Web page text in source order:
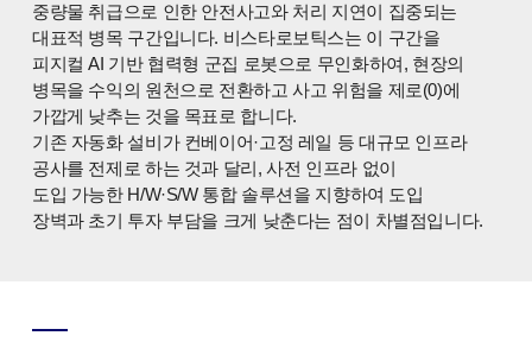
중량물 취급으로 인한 안전사고와 처리 지연이 집중되는
대표적 병목 구간입니다. 비스타로보틱스는 이 구간을
피지컬AI 기반 협력형 군집 로봇으로 무인화하여, 현장의
병목을 수익의 원천으로 전환하고 사고 위험을 제로(0)에
가깝게 낮추는 것을 목표로 합니다.
기존 자동화 설비가 컨베이어·고정 레일 등 대규모 인프라
공사를 전제로 하는 것과 달리, 사전 인프라 없이
도입 가능한 H/W·S/W 통합 솔루션을 지향하여 도입
장벽과 초기 투자 부담을 크게 낮춘다는 점이 차별점입니다.